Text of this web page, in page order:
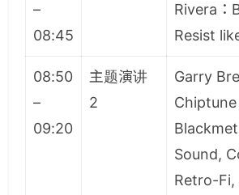
–
08:45
Rivera：
Resist
08:50
–
09:20
主题演讲
2
Garry
Sound,
Retro-